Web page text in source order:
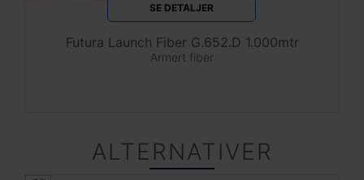
SE DETALJER
Futura Launch Fiber G.652.D 1.000mtr
Armert fiber
ALTERNATIVER